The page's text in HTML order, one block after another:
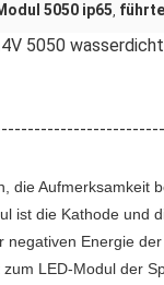
5050 ip65,
5050
die Aufmerksamkeit
ist die Kathode und
negativen Energie
LED-Modul der